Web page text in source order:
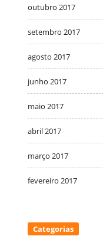
outubro 2017
setembro 2017
agosto 2017
junho 2017
maio 2017
abril 2017
março 2017
fevereiro 2017
Categorias